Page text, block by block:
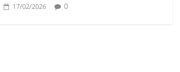
17/02/2026 0